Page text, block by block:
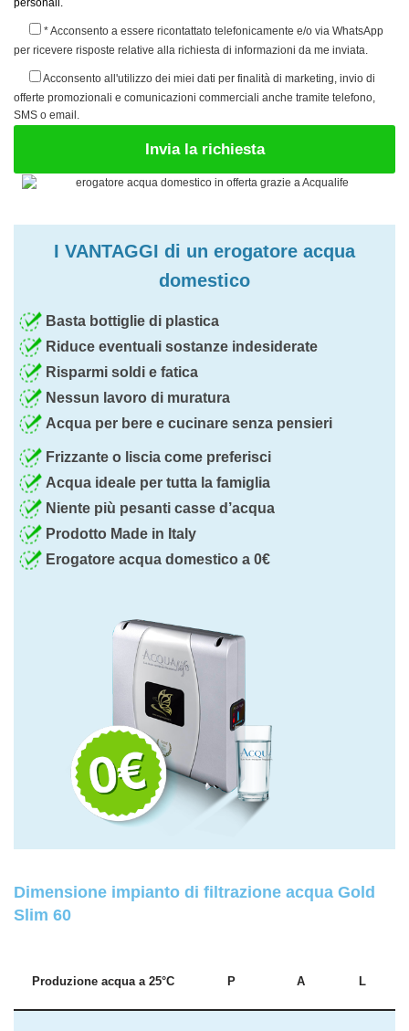
personali.
* Acconsento a essere ricontattato telefonicamente e/o via WhatsApp
per ricevere risposte relative alla richiesta di informazioni da me inviata.
Acconsento all'utilizzo dei miei dati per finalità di marketing, invio di
offerte promozionali e comunicazioni commerciali anche tramite telefono,
SMS o email.
I VANTAGGI di un erogatore acqua
domestico
Basta bottiglie di plastica
Riduce eventuali sostanze indesiderate
Risparmi soldi e fatica
Nessun lavoro di muratura
Acqua per bere e cucinare senza pensieri
Frizzante o liscia come preferisci
Acqua ideale per tutta la famiglia
Niente più pesanti casse d’acqua
Prodotto Made in Italy
Erogatore acqua domestico a 0€
Dimensione impianto di filtrazione acqua Gold
Slim 60
Produzione acqua a 25°C P A L